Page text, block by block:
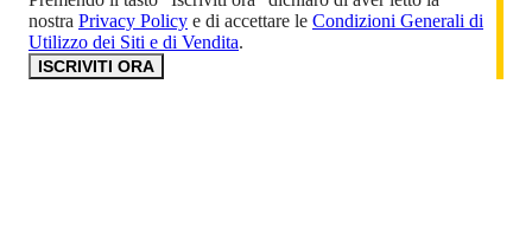
nostra Privacy Policy e di accettare le Condizioni Generali di
Utilizzo dei Siti e di Vendita.
ISCRIVITI ORA